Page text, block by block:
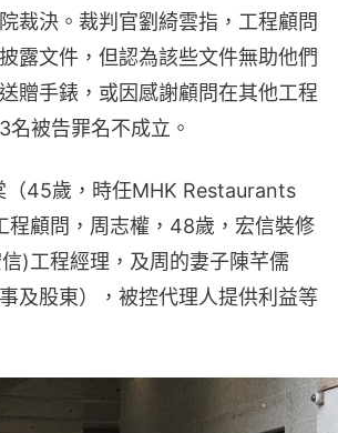
裁決。裁判官劉綺雲指，工程顧問
露文件，但認為該些文件無助他們
贈手錶，或因感謝顧問在其他工程
名被告罪名不成立。
（45歲，時任MHK Restaurants
顧問，周志權，48歲，宏信裝修
)工程經理，及周的妻子陳芊儒
及股東），被控代理人提供利益等